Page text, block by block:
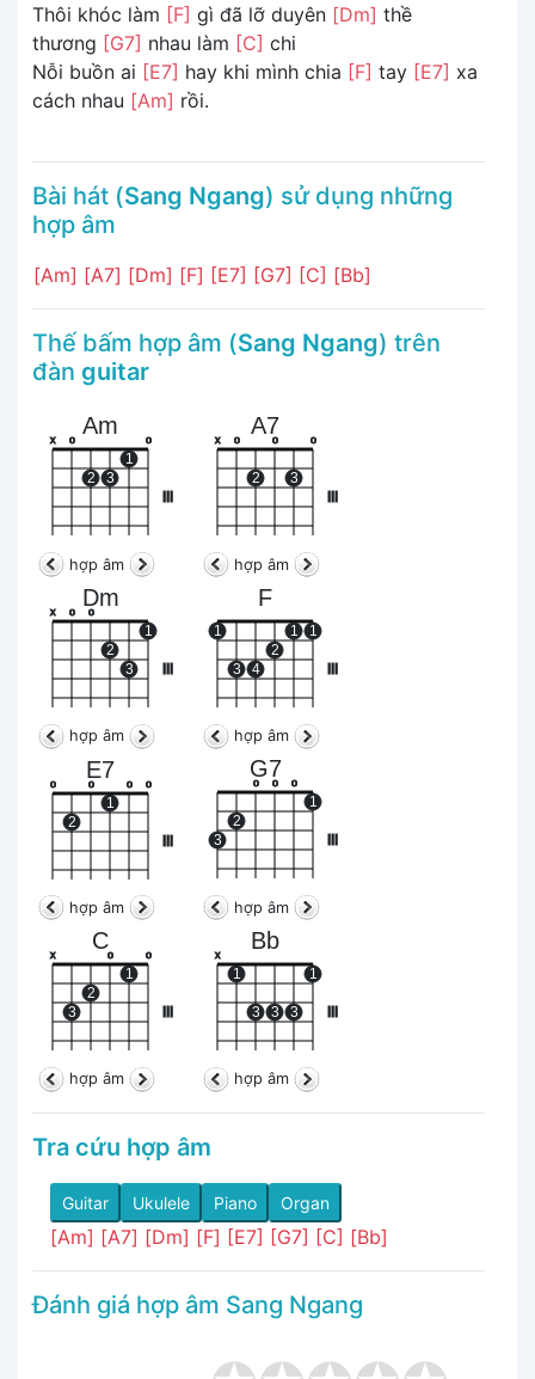
Thôi khóc làm [F] gì đã lỡ duyên [Dm] thề
thương [G7] nhau làm [C] chi
Nỗi buồn ai [E7] hay khi mình chia [F] tay [E7] xa
cách nhau [Am] rồi.
Bài hát (Sang Ngang) sử dụng những
hợp âm
[Am] [A7] [Dm] [F] [E7] [G7] [C] [Bb]
Thế bấm hợp âm (Sang Ngang) trên
đàn guitar
Am
x o
2 3
1
o
hợp âm
A7
x o
2
o
3
o
hợp âm
Dm
III
x o o
2
3
1
hợp âm
F
1
3 4
2
1 1
hợp âm
E7
III
o
2
o
1
o o
hợp âm
G7
3
2
o o o
1
hợp âm
C
III
x
3
2
o
1
o
hợp âm
Bb
x
1
3 3 3
1
hợp âm
Tra cứu hợp âm
Guitar Ukulele Piano Organ
[Am] [A7] [Dm] [F] [E7] [G7] [C] [Bb]
Đánh giá hợp âm Sang Ngang